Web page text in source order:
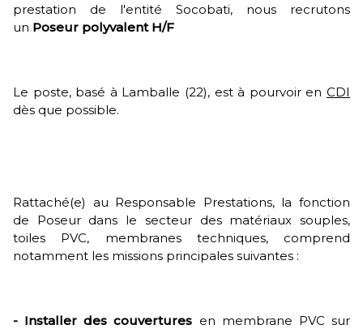
prestation de l'entité Socobati, nous recrutons
un Poseur polyvalent H/F
Le poste, basé à Lamballe (22), est à pourvoir en CDI
dès que possible.
Rattaché(e) au Responsable Prestations, la fonction
de Poseur dans le secteur des matériaux souples,
toiles PVC, membranes techniques, comprend
notamment les missions principales suivantes :
- Installer des couvertures en membrane PVC sur